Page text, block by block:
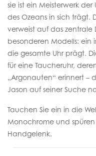
sie ist ein Meisterwerk
des Ozeans in sich trägt.
verweist auf das zentrale
besonderen Modells: ein
die gesamte Uhr prägt.
für eine Taucheruhr,
„Argonauten“ erinnert –
Jason auf seiner Suche
Tauchen Sie ein in die
Monochrome und
Handgelenk.